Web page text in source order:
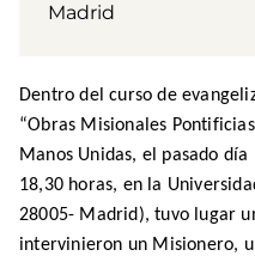
Madrid
Dentro del curso de
“Obras Misionales
Manos Unidas, el pasado
18,30 horas, en la
28005- Madrid), tuvo lugar
intervinieron un Misionero,